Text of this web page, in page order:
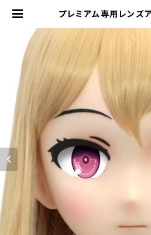
プレミアム専用レンズ
むにむに製作